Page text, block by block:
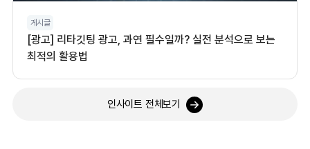
게시글
[광고] 리타깃팅 광고, 과연 필수일까? 실전 분석으로 보는
최적의 활용법
인사이트 전체보기